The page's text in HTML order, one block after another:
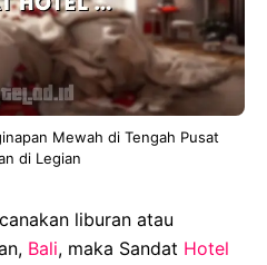
Mewah di Tengah Pusat
di Legian
liburan atau
Bali, maka Sandat Hotel